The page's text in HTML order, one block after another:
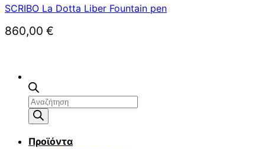
Αναζήτηση
προϊόντων
Προϊόντα
SCRIBO La Dotta Liber Fountain pen
860,00 €